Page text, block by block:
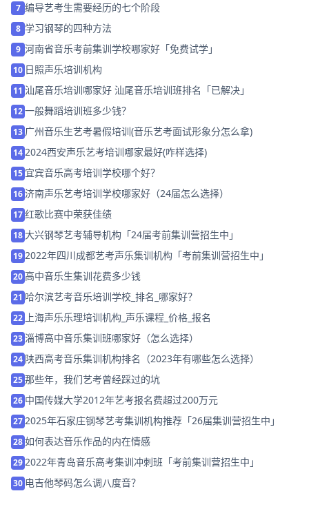
7 编导艺考生需要经历的七个阶段
8 学习钢琴的四种方法
9 河南省音乐考前集训学校哪家好「免费试学」
10 日照声乐培训机构
11 汕尾音乐培训哪家好 汕尾音乐培训班排名「已解决」
12一般舞蹈培训班多少钱？
13 广州音乐生艺考暑假培训(音乐艺考面试形象分怎么拿)
142024西安声乐艺考培训哪家最好(咋样选择)
15 宜宾音乐高考培训学校哪个好？
16 济南声乐艺考培训学校哪家好（24届怎么选择）
17红歌比赛中荣获佳绩
18大兴钢琴艺考辅导机构「24届考前集训营招生中」
192022年四川成都艺考声乐集训机构「考前集训营招生中」
20高中音乐生集训花费多少钱
21 哈尔滨艺考音乐培训学校_排名_哪家好？
22 上海声乐乐理培训机构_声乐课程_价格_报名
23淄博高中音乐集训班哪家好（怎么选择）
24 陕西高考音乐集训机构排名（2023年有哪些怎么选择）
25那些年，我们艺考曾经踩过的坑
26 中国传媒大学2012年艺考报名费超过200万元
272025年石家庄钢琴艺考集训机构推荐「26届集训营招生中」
28如何表达音乐作品的内在情感
292022年青岛音乐高考集训冲刺班「考前集训营招生中」
30 电吉他琴码怎么调八度音？